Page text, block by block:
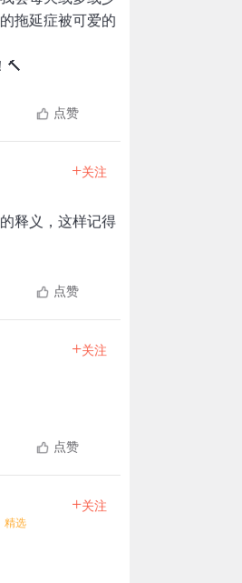
拖延症被可爱的
🔨
点赞
+关注
释义，这样记得
点赞
+关注
点赞
精选
+关注